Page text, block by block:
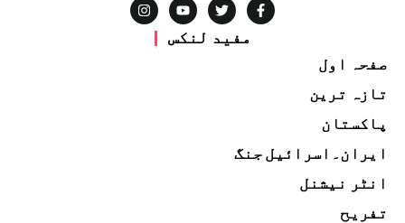
مفید لنکس
صفحہ اول
تازہ ترین
پاکستان
ایران۔اسرائیل جنگ
انٹر نیشنل
تفریح